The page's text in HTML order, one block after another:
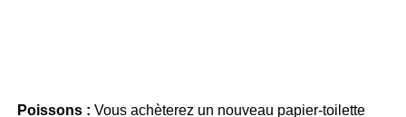
Poissons : Vous achèterez un nouveau papier-toilette